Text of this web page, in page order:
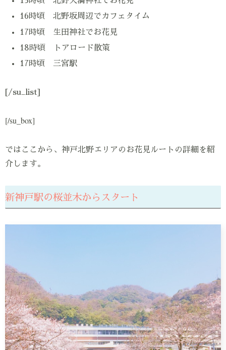
16時頃 北野坂周辺でカフェタイム
17時頃 生田神社でお花見
18時頃 トアロード散策
17時頃 三宮駅
[/su_list]
[/su_box]
ではここから、神戸北野エリアのお花見ルートの詳細を紹
介します。
新神戸駅の桜並木からスタート